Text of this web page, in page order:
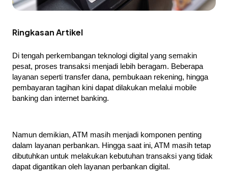
Ringkasan Artikel
Di tengah perkembangan teknologi digital yang semakin
pesat, proses transaksi menjadi lebih beragam. Beberapa
layanan seperti transfer dana, pembukaan rekening, hingga
pembayaran tagihan kini dapat dilakukan melalui mobile
banking dan internet banking.
Namun demikian, ATM masih menjadi komponen penting
dalam layanan perbankan. Hingga saat ini, ATM masih tetap
dibutuhkan untuk melakukan kebutuhan transaksi yang tidak
dapat digantikan oleh layanan perbankan digital.